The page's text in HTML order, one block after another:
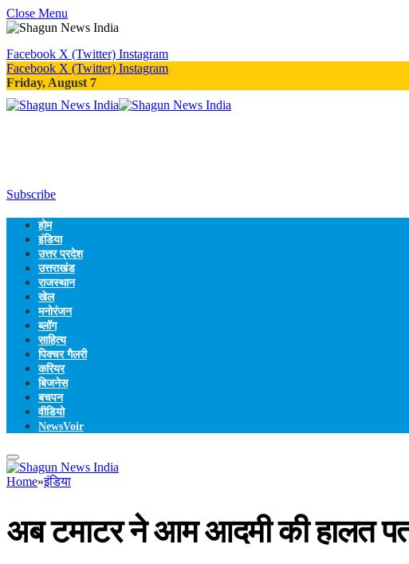
Close Menu
Facebook X (Twitter) Instagram
Facebook X (Twitter) Instagram
Friday, August 7
Subscribe
होम
इंडिया
उत्तर प्रदेश
उत्तराखंड
राजस्थान
खेल
मनोरंजन
ब्लॉग
साहित्य
पिक्चर गैलरी
करियर
बिजनेस
बचपन
वीडियो
NewsVoir
Home»इंडिया
अब टमाटर ने आम आदमी की हालत